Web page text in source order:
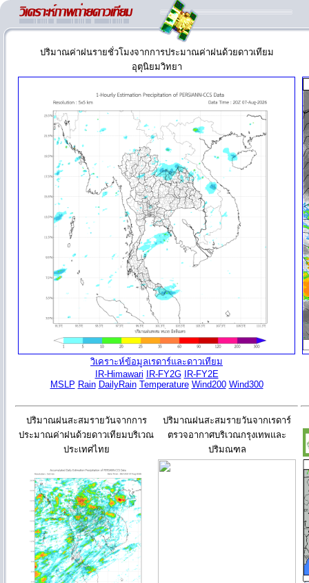
ปริมาณค่าฝนรายชั่วโมงจากการประมาณค่าฝนด้วยดาวเทียม
อุตุนิยมวิทยา
วิเคราะห์ข้อมูลเรดาร์และดาวเทียม
IR-Himawari
IR-FY2G
IR-FY2E
MSLP Rain DailyRain Temperature Wind200 Wind300
ปริมาณฝนสะสมรายวันจากการ
ประมาณค่าฝนด้วยดาวเทียมบริเวณ
ประเทศไทย
ปริมาณฝนสะสมรายวันจากเรดาร์
ตรวจอากาศบริเวณกรุงเทพและ
ปริมณฑล